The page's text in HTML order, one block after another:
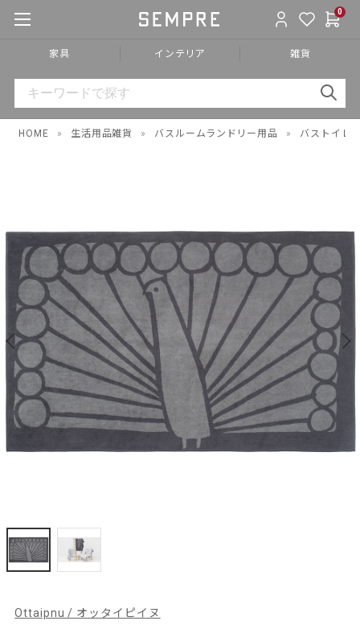
0
家具 インテリア 雑貨
HOME » 生活用品雑貨 » バスルームランドリー用品 » バストイレ
Ottaipnu / オッタイピイヌ